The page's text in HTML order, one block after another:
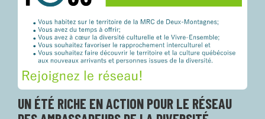
UN ÉTÉ RICHE EN ACTION POUR LE RÉSEAU